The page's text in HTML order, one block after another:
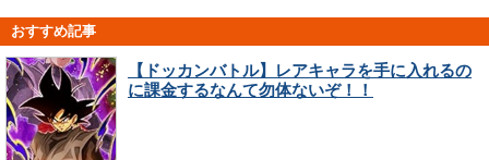
おすすめ記事
【ドッカンバトル】レアキャラを手に入れるの
に課金するなんて勿体ないぞ！！